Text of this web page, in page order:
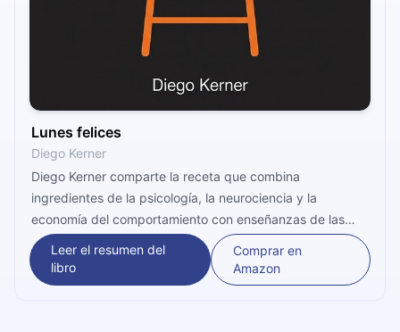
Lunes felices
Diego Kerner
Diego Kerner comparte la receta que combina
ingredientes de la psicología, la neurociencia y la
economía del comportamiento con enseñanzas de las
artes marciales y su propia experiencia para que te
asegures lunes felices por el resto de tu vida.
Leer el resumen del
libro
Comprar en
Amazon